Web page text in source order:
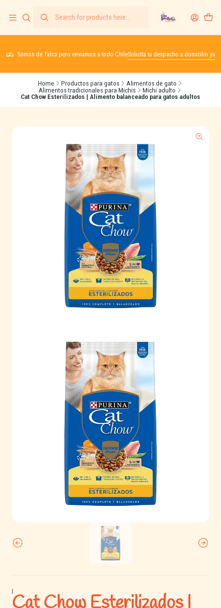
Somos de Talca pero enviamos a todo ChileSolicita tu despacho a domicilio ya
Home Productos para gatos
Alimentos de gato
Alimentos tradicionales para Michis
Michi adulto
Cat Chow Esterilizados | Alimento balanceado para gatos adultos
|
Cat Chow Esterilizados |